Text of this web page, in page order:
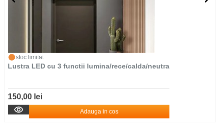
stoc limitat
Lustra LED cu 3 functii lumina/rece/calda/neutra
150,00 lei
Adauga in cos